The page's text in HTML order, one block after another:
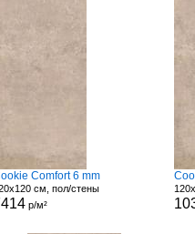
Comfort 6 mm
см, пол/стены
р/м²